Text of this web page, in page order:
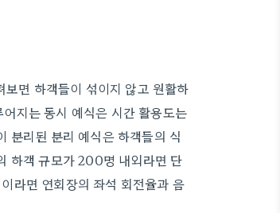
면 하객들이 섞이지 않고 원활하
지는 동시 예식은 시간 활용도는
분리된 분리 예식은 하객들의 식
하객 규모가 200명 내외라면 단
라면 연회장의 좌석 회전율과 음